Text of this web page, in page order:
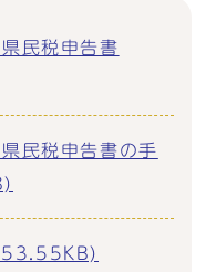
民税申告書
民税申告書の手
53.55KB)